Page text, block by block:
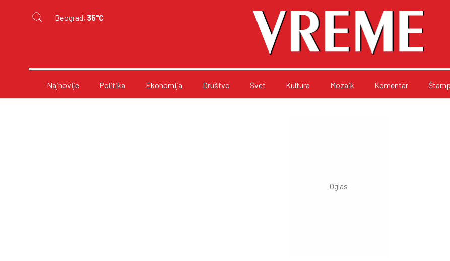
Beograd, 35°C
Najnovije Politika Ekonomija Društvo Svet Kultura Mozaik Komentar